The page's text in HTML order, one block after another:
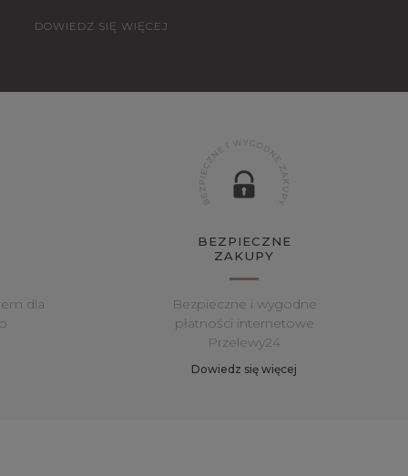
DOWIEDZ SIĘ WIĘCEJ
dla
BEZPIECZNE
ZAKUPY
Bezpieczne i wygodne
płatności internetowe
Przelewy24
Dowiedz się więcej